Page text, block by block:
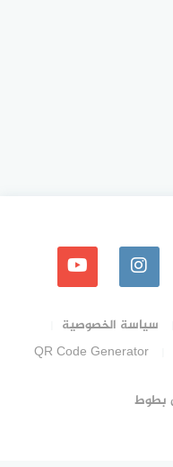
سياسة الخصوصية
QR Code Generator